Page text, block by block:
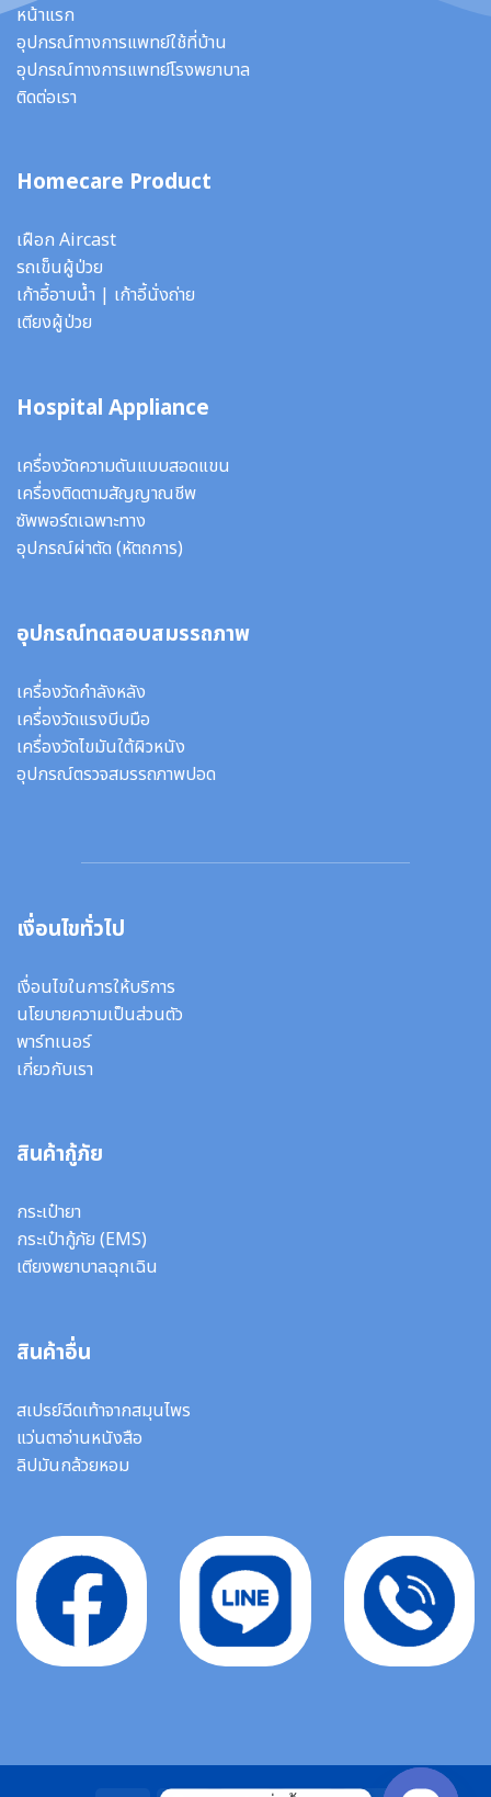
หน้าแรก
อุปกรณ์ทางการแพทย์ใช้ที่บ้าน
อุปกรณ์ทางการแพทย์โรงพยาบาล
ติดต่อเรา
Homecare Product
เฝือก Aircast
รถเข็นผู้ป่วย
เก้าอี้อาบน้ำ | เก้าอี้นั่งถ่าย
เตียงผู้ป่วย
Hospital Appliance
เครื่องวัดความดันแบบสอดแขน
เครื่องติดตามสัญญาณชีพ
ซัพพอร์ตเฉพาะทาง
อุปกรณ์ผ่าตัด (หัตถการ)
อุปกรณ์ทดสอบสมรรถภาพ
เครื่องวัดกำลังหลัง
เครื่องวัดแรงบีบมือ
เครื่องวัดไขมันใต้ผิวหนัง
อุปกรณ์ตรวจสมรรถภาพปอด
เงื่อนไขทั่วไป
เงื่อนไขในการให้บริการ
นโยบายความเป็นส่วนตัว
พาร์ทเนอร์
เกี่ยวกับเรา
สินค้ากู้ภัย
กระเป๋ายา
กระเป๋ากู้ภัย (EMS)
เตียงพยาบาลฉุกเฉิน
สินค้าอื่น
สเปรย์ฉีดเท้าจากสมุนไพร
แว่นตาอ่านหนังสือ
ลิปมันกล้วยหอม